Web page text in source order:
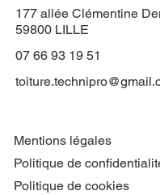
177 allée Clémentine
59800 LILLE
07 66 93 19 51
Mentions légales
Politique de
Politique de cookies